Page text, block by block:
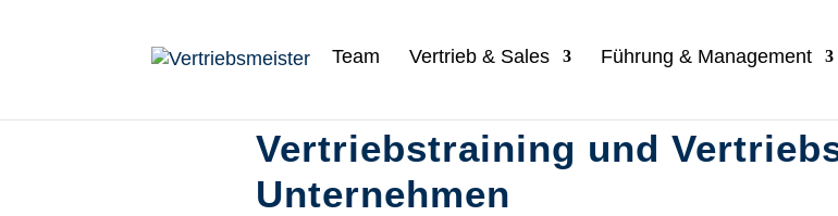
Team Vertrieb & Sales Führung & Management
Vertriebstraining und
Unternehmen